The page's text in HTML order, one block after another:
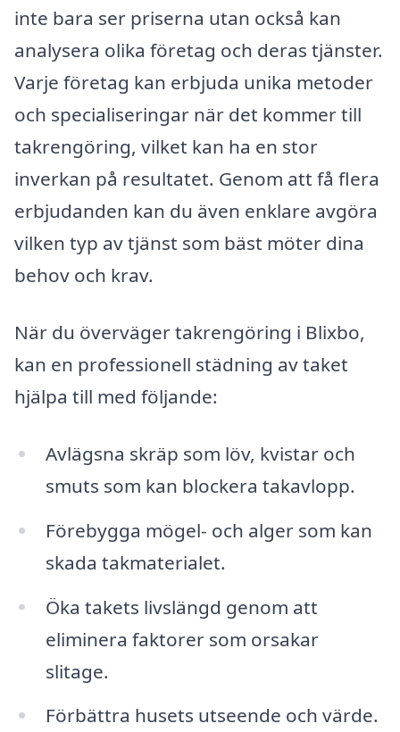
inte bara ser priserna utan också kan
analysera olika företag och deras tjänster.
Varje företag kan erbjuda unika metoder
och specialiseringar när det kommer till
takrengöring, vilket kan ha en stor
inverkan på resultatet. Genom att få flera
erbjudanden kan du även enklare avgöra
vilken typ av tjänst som bäst möter dina
behov och krav.
När du överväger takrengöring i Blixbo,
kan en professionell städning av taket
hjälpa till med följande:
Avlägsna skräp som löv, kvistar och
smuts som kan blockera takavlopp.
Förebygga mögel- och alger som kan
skada takmaterialet.
Öka takets livslängd genom att
eliminera faktorer som orsakar
slitage.
Förbättra husets utseende och värde.